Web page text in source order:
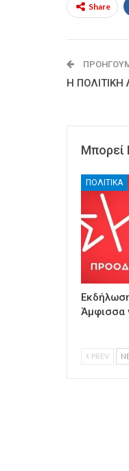
Share
Η ΠΟΛΙΤΙΚΗ
Μπορεί
ΠΟΛΙΤΙΚΑ
Άμφισσα
PREV